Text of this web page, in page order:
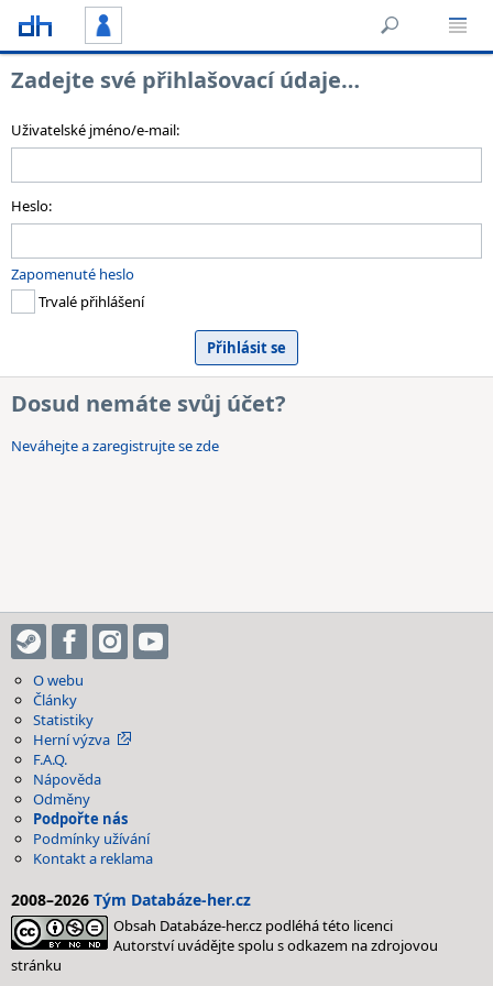
Zadejte své přihlašovací údaje…
Uživatelské jméno/e-mail:
Heslo:
Zapomenuté heslo
Trvalé přihlášení
Dosud nemáte svůj účet?
Neváhejte a zaregistrujte se zde
O webu
Články
Statistiky
Herní výzva
F.A.Q.
Nápověda
Odměny
Podpořte nás
Podmínky užívání
Kontakt a reklama
2008–2026 Tým Databáze-her.cz
Obsah Databáze-her.cz podléhá této licenci
Autorství uvádějte spolu s odkazem na zdrojovou
stránku